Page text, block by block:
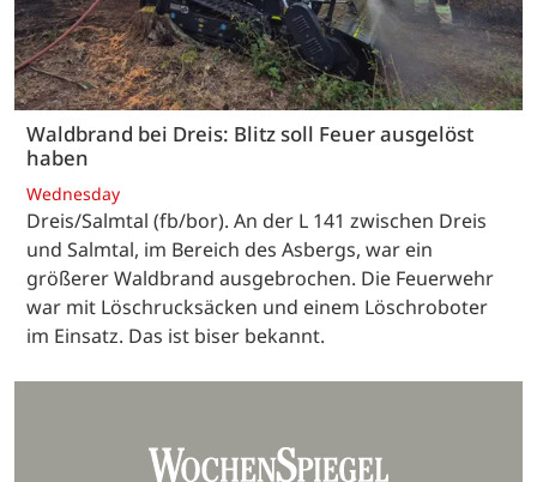
Waldbrand bei Dreis: Blitz soll Feuer ausgelöst
haben
Wednesday
Dreis/Salmtal (fb/bor). An der L 141 zwischen Dreis
und Salmtal, im Bereich des Asbergs, war ein
größerer Waldbrand ausgebrochen. Die Feuerwehr
war mit Löschrucksäcken und einem Löschroboter
im Einsatz. Das ist biser bekannt.